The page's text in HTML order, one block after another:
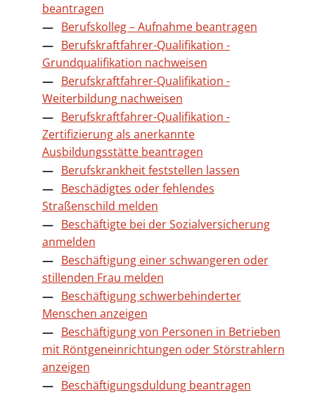
beantragen
Berufskolleg – Aufnahme beantragen
Berufskraftfahrer-Qualifikation -
Grundqualifikation nachweisen
Berufskraftfahrer-Qualifikation -
Weiterbildung nachweisen
Berufskraftfahrer-Qualifikation -
Zertifizierung als anerkannte
Ausbildungsstätte beantragen
Berufskrankheit feststellen lassen
Beschädigtes oder fehlendes
Straßenschild melden
Beschäftigte bei der Sozialversicherung
anmelden
Beschäftigung einer schwangeren oder
stillenden Frau melden
Beschäftigung schwerbehinderter
Menschen anzeigen
Beschäftigung von Personen in Betrieben
mit Röntgeneinrichtungen oder Störstrahlern
anzeigen
Beschäftigungsduldung beantragen